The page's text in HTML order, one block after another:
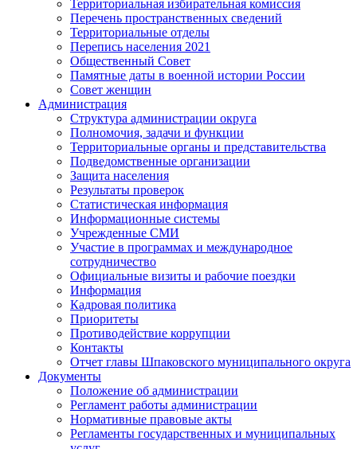
Территориальная избирательная комиссия
Перечень пространственных сведений
Территориальные отделы
Перепись населения 2021
Общественный Совет
Памятные даты в военной истории России
Совет женщин
Администрация
Структура администрации округа
Полномочия, задачи и функции
Территориальные органы и представительства
Подведомственные организации
Защита населения
Результаты проверок
Статистическая информация
Информационные системы
Учрежденные СМИ
Участие в программах и международное
сотрудничество
Официальные визиты и рабочие поездки
Информация
Кадровая политика
Приоритеты
Противодействие коррупции
Контакты
Отчет главы Шпаковского муниципального округа
Документы
Положение об администрации
Регламент работы администрации
Нормативные правовые акты
Регламенты государственных и муниципальных